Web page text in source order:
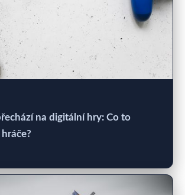
na digitální hry: Co to